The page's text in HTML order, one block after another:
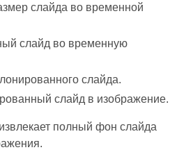
слайда во временной
слайд во временную
слайда.
слайд в изображение.
полный фон слайда